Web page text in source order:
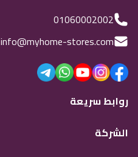
01060002002
info@myhome-stores.com
روابط سريعة
الشركة